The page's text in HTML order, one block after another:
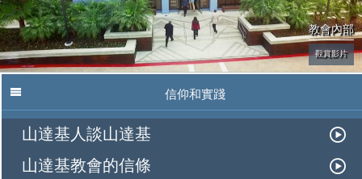
教會內部
觀賞影片
信仰和實踐
山達基人談山達基
山達基教會的信條